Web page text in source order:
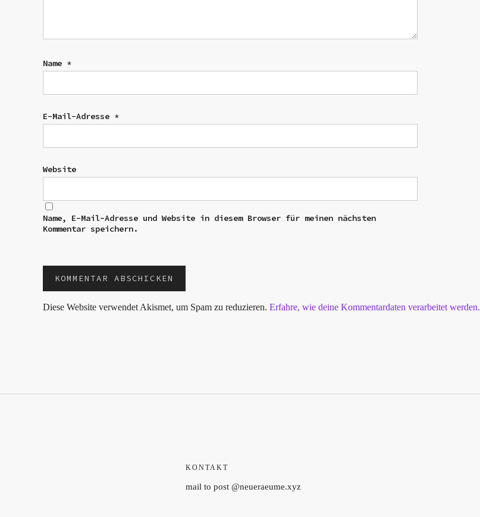
Name *
E-Mail-Adresse *
Website
Name, E-Mail-Adresse und Website in diesem Browser für meinen nächsten
Kommentar speichern.
Diese Website verwendet Akismet, um Spam zu reduzieren. Erfahre, wie deine Kommentardaten verarbeitet werden.
KONTAKT
mail to post @neueraeume.xyz